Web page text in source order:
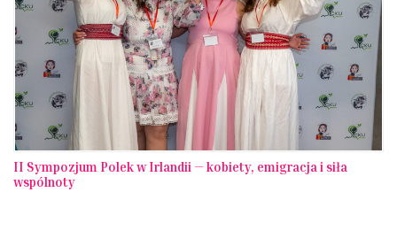
II Sympozjum Polek w Irlandii — kobiety, emigracja i siła
wspólnoty